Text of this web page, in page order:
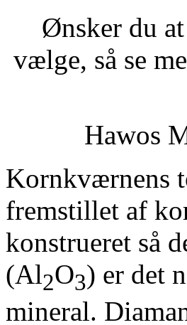
Ønsker du
vælge, så se
Hawos
Kornkværnens
fremstillet af
konstrueret så
(Al2O3) er det
mineral.